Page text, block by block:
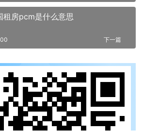
房pcm是什么意思
下一篇